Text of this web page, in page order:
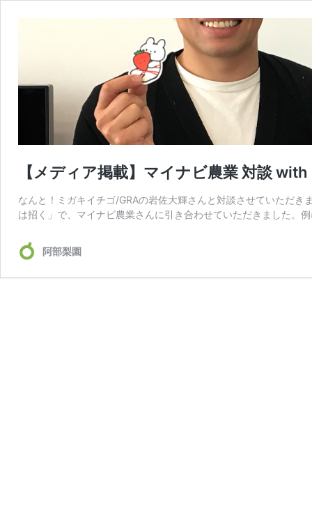
【メディア掲載】マイナビ農業 対談
なんと！ミガキイチゴ/GRAの岩佐大輝さんと対談させていただ
は招く」で、マイナビ農業さんに引き合わせていただきました。
阿部梨園